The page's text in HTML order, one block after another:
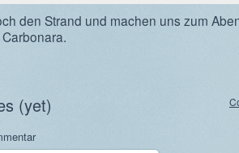
den Strand und machen uns zum
(yet)